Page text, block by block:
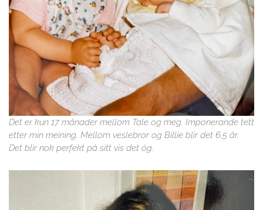
Det er kun 17 månader mellom Tale og meg. Imponerande tett
etter min meining. Mellom veslebror og Billie blir det 6,5 år.
Det blir nok perfekt på sitt vis det óg.